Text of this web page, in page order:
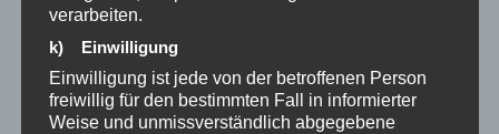
der Offenheit für diese neuen Möglichkeiten
schaltet dein Gehirn auf die Netzwerke um,
die kreative Antworten und Geistesblitze
überhaupt erst zulassen.
verarbeiten.
k) Einwilligung
Einwilligung ist jede von der betroffenen Person
freiwillig für den bestimmten Fall in informierter
Weise und unmissverständlich abgegebene